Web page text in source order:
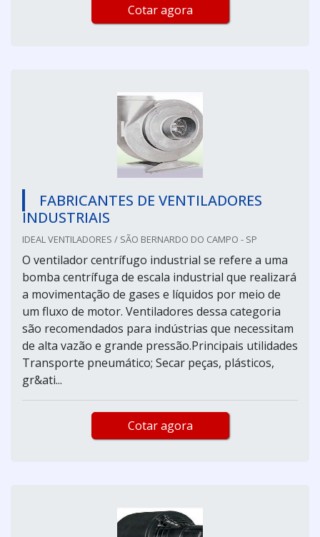
Cotar agora
FABRICANTES DE VENTILADORES
INDUSTRIAIS
IDEAL VENTILADORES / SÃO BERNARDO DO CAMPO - SP
O ventilador centrífugo industrial se refere a uma
bomba centrífuga de escala industrial que realizará
a movimentação de gases e líquidos por meio de
um fluxo de motor. Ventiladores dessa categoria
são recomendados para indústrias que necessitam
de alta vazão e grande pressão.Principais utilidades
Transporte pneumático; Secar peças, plásticos,
gr&ati...
Cotar agora